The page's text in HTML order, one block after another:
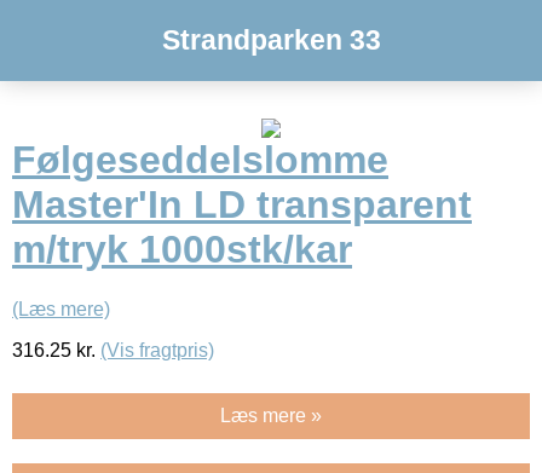
Strandparken 33
Følgeseddelslomme
Master'In LD transparent
m/tryk 1000stk/kar
(Læs mere)
316.25 kr. (Vis fragtpris)
Læs mere »